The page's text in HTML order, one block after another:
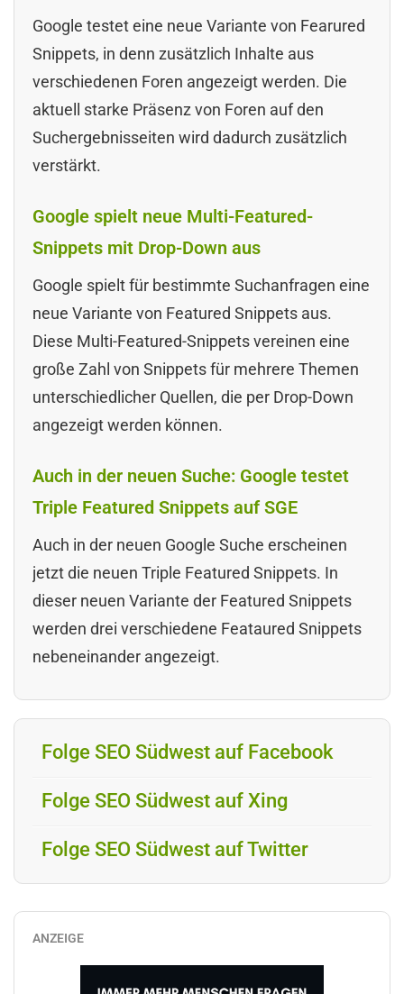
Google testet eine neue Variante von Fearured
Snippets, in denn zusätzlich Inhalte aus
verschiedenen Foren angezeigt werden. Die
aktuell starke Präsenz von Foren auf den
Suchergebnisseiten wird dadurch zusätzlich
verstärkt.
Google spielt neue Multi-Featured-
Snippets mit Drop-Down aus
Google spielt für bestimmte Suchanfragen eine
neue Variante von Featured Snippets aus.
Diese Multi-Featured-Snippets vereinen eine
große Zahl von Snippets für mehrere Themen
unterschiedlicher Quellen, die per Drop-Down
angezeigt werden können.
Auch in der neuen Suche: Google testet
Triple Featured Snippets auf SGE
Auch in der neuen Google Suche erscheinen
jetzt die neuen Triple Featured Snippets. In
dieser neuen Variante der Featured Snippets
werden drei verschiedene Feataured Snippets
nebeneinander angezeigt.
Folge SEO Südwest auf Facebook
Folge SEO Südwest auf Xing
Folge SEO Südwest auf Twitter
ANZEIGE